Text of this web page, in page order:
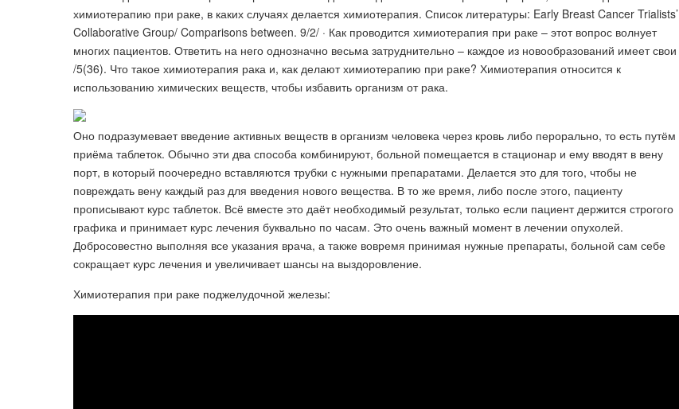
химиотерапию при раке, в каких случаях делается химиотерапия. Список литературы: Early Breast Cancer Trialists’
Collaborative Group/ Comparisons between. 9/2/ · Как проводится химиотерапия при раке – этот вопрос волнует
многих пациентов. Ответить на него однозначно весьма затруднительно – каждое из новообразований имеет свои
/5(36). Что такое химиотерапия рака и, как делают химиотерапию при раке? Химиотерапия относится к
использованию химических веществ, чтобы избавить организм от рака.
Оно подразумевает введение активных веществ в организм человека через кровь либо перорально, то есть путём
приёма таблеток. Обычно эти два способа комбинируют, больной помещается в стационар и ему вводят в вену
порт, в который поочередно вставляются трубки с нужными препаратами. Делается это для того, чтобы не
повреждать вену каждый раз для введения нового вещества. В то же время, либо после этого, пациенту
прописывают курс таблеток. Всё вместе это даёт необходимый результат, только если пациент держится строгого
графика и принимает курс лечения буквально по часам. Это очень важный момент в лечении опухолей.
Добросовестно выполняя все указания врача, а также вовремя принимая нужные препараты, больной сам себе
сокращает курс лечения и увеличивает шансы на выздоровление.
Химиотерапия при раке поджелудочной железы: